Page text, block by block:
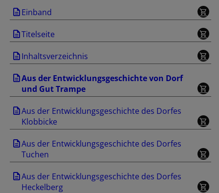
Einband
Titelseite
Inhaltsverzeichnis
Aus der Entwicklungsgeschichte von Dorf
und Gut Trampe
Aus der Entwicklungsgeschichte des Dorfes
Klobbicke
Aus der Entwicklungsgeschichte des Dorfes
Tuchen
Aus der Entwicklungsgeschichte des Dorfes
Heckelberg